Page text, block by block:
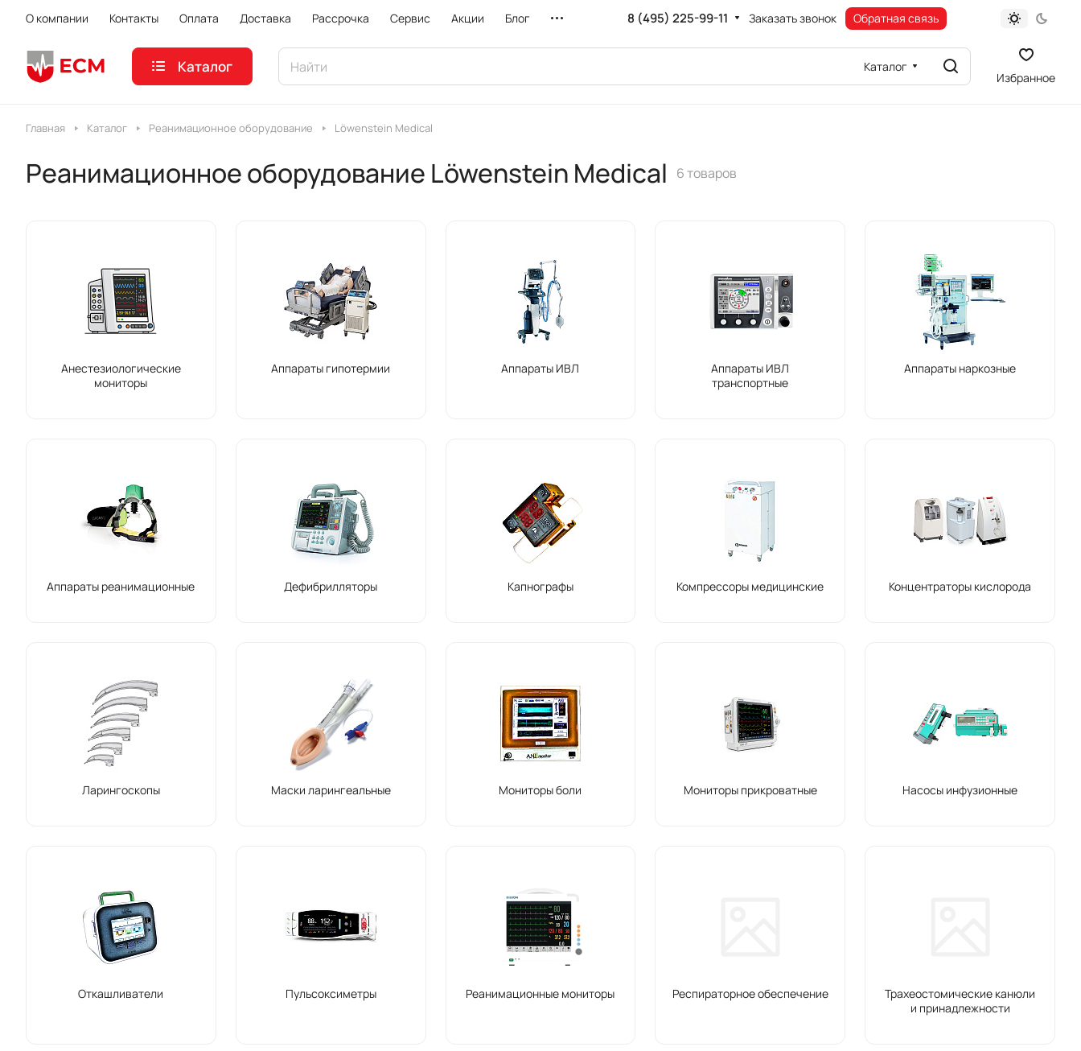
О компании Контакты Оплата Доставка Рассрочка Сервис Акции Блог 8 (495) 225-99-11 Заказать звонок Обратная связь
Каталог Каталог
Избранное
Главная Каталог Реанимационное оборудование Löwenstein Medical
Реанимационное оборудование Löwenstein Medical 6 товаров
Анестезиологические
мониторы
Аппараты гипотермии Аппараты ИВЛ
Аппараты ИВЛ
транспортные
Аппараты наркозные
Аппараты реанимационные Дефибрилляторы Капнографы Компрессоры медицинские Концентраторы кислорода
Ларингоскопы Маски ларингеальные Мониторы боли Мониторы прикроватные Насосы инфузионные
Откашливатели Пульсоксиметры Реанимационные мониторы Респираторное обеспечение
Трахеостомические канюли
и принадлежности